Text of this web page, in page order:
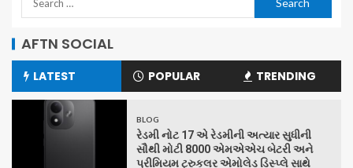
AFTN SOCIAL
LATEST POPULAR TRENDING
BLOG
રેડમી નોટ 17 એ રેડમીની અત્યાર સુધીની
સૌથી મોટી 8000 એમએએચ બેટરી અને
પ્રીમિયમ ટ્રુકલર એમોલેડ ડિસ્પ્લે સાથે